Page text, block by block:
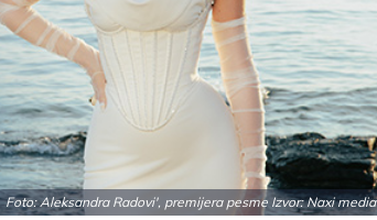
Foto: Aleksandra Radovi', premijera pesme Izvor: Naxi media